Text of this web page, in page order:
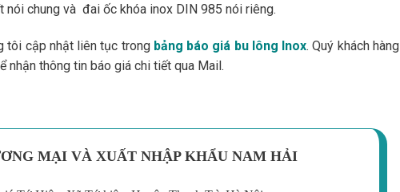
nói chung và đai ốc khóa inox DIN 985 nói riêng.
tôi cập nhật liên tục trong bảng báo giá bu lông Inox. Quý khách hàng
nhận thông tin báo giá chi tiết qua Mail.
MẠI VÀ XUẤT NHẬP KHẨU NAM HẢI